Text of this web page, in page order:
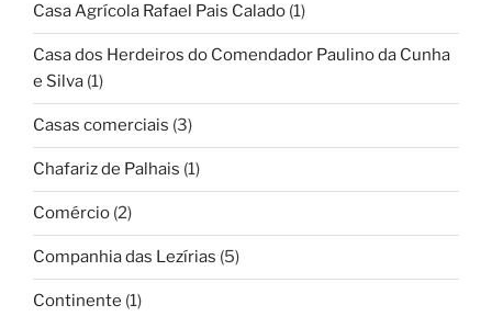
Casa Agrícola Rafael Pais Calado (1)
Casa dos Herdeiros do Comendador Paulino da Cunha
e Silva (1)
Casas comerciais (3)
Chafariz de Palhais (1)
Comércio (2)
Companhia das Lezírias (5)
Continente (1)